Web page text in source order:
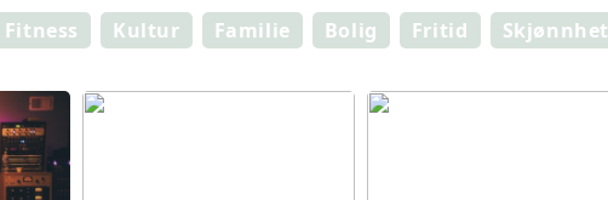
Fitness Kultur Familie Bolig Fritid Skjønnhet